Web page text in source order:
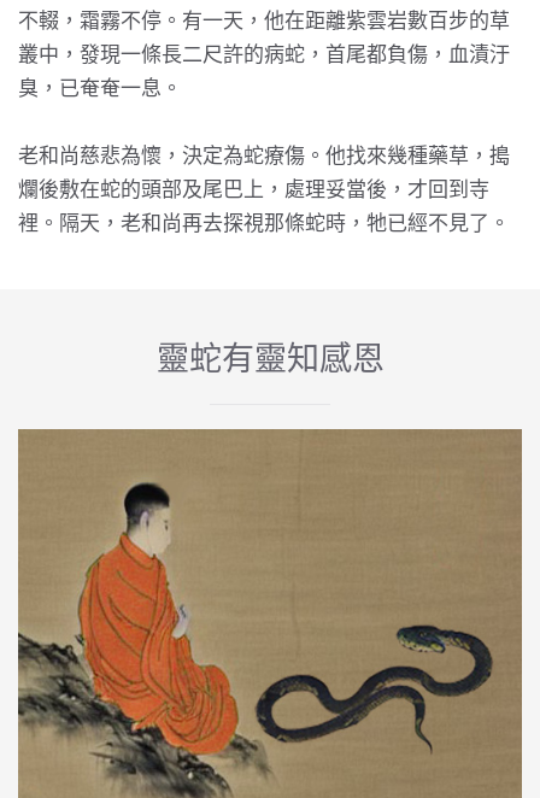
不輟，霜霧不停。有一天，他在距離紫雲岩數百步的草
叢中，發現一條長二尺許的病蛇，首尾都負傷，血漬汙
臭，已奄奄一息。
老和尚慈悲為懷，決定為蛇療傷。他找來幾種藥草，搗
爛後敷在蛇的頭部及尾巴上，處理妥當後，才回到寺
裡。隔天，老和尚再去探視那條蛇時，牠已經不見了。
靈蛇有靈知感恩